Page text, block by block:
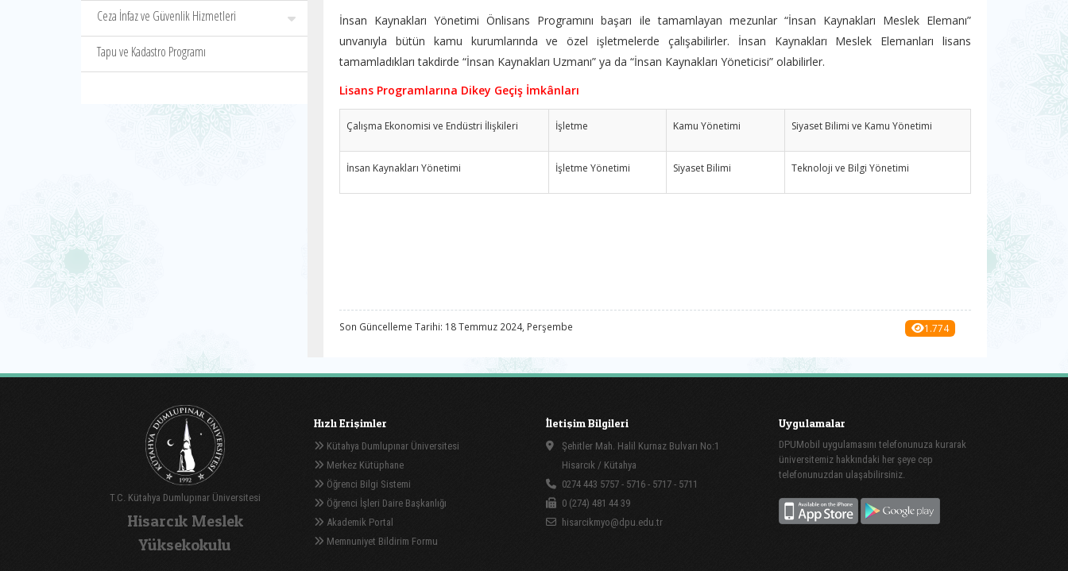
Ceza İnfaz ve Güvenlik Hizmetleri
Tapu ve Kadastro Programı
İnsan Kaynakları Yönetimi Önlisans Programını başarı ile tamamlayan mezunlar “İnsan Kaynakları Meslek Elemanı”
unvanıyla bütün kamu kurumlarında ve özel işletmelerde çalışabilirler. İnsan Kaynakları Meslek Elemanları lisans
tamamladıkları takdirde “İnsan Kaynakları Uzmanı” ya da “İnsan Kaynakları Yöneticisi” olabilirler.
​Lisans Programlarına Dikey Geçiş İmkânları
Çalışma Ekonomisi ve Endüstri İlişkileri İşletme Kamu Yönetimi Siyaset Bilimi ve Kamu Yönetimi
İnsan Kaynakları Yönetimi İşletme Yönetimi Siyaset Bilimi Teknoloji ve Bilgi Yönetimi
Son Güncelleme Tarihi: 18 Temmuz 2024, Perşembe 1.774
T.C. Kütahya Dumlupınar Üniversitesi
Hisarcık Meslek
Yüksekokulu
Hızlı Erişimler
Kütahya Dumlupınar Üniversitesi
Merkez Kütüphane
Öğrenci Bilgi Sistemi
Öğrenci İşleri Daire Başkanlığı
Akademik Portal
Memnuniyet Bildirim Formu
İletişim Bilgileri
Şehitler Mah. Halil Kurnaz Bulvarı No:1
Hisarcık / Kütahya
0274 443 5757 - 5716 - 5717 - 5711
0 (274) 481 44 39
hisarcikmyo@dpu.edu.tr
Uygulamalar
DPUMobil uygulamasını telefonunuza kurarak
üniversitemiz hakkındaki her şeye cep
telefonunuzdan ulaşabilirsiniz.